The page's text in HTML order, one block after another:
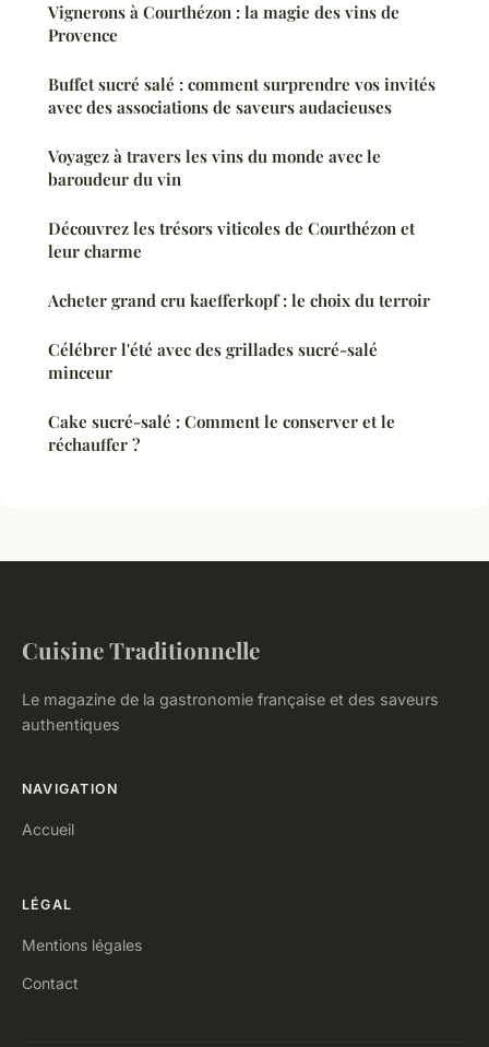
Vignerons à Courthézon : la magie des vins de
Provence
Buffet sucré salé : comment surprendre vos invités
avec des associations de saveurs audacieuses
Voyagez à travers les vins du monde avec le
baroudeur du vin
Découvrez les trésors viticoles de Courthézon et
leur charme
Acheter grand cru kaefferkopf : le choix du terroir
Célébrer l'été avec des grillades sucré-salé
minceur
Cake sucré-salé : Comment le conserver et le
réchauffer ?
Cuisine Traditionnelle
Le magazine de la gastronomie française et des saveurs
authentiques
NAVIGATION
Accueil
LÉGAL
Mentions légales
Contact